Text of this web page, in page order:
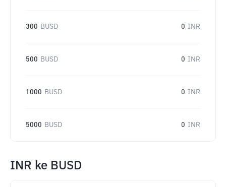
300 BUSD 0 INR
500 BUSD 0 INR
1000 BUSD 0 INR
5000 BUSD 0 INR
INR ke BUSD